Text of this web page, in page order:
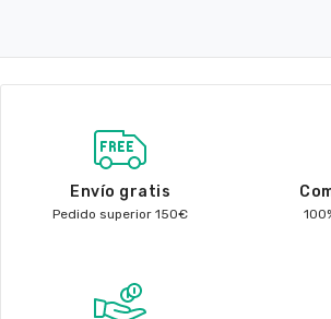
Envío gratis
Pedido superior 150€